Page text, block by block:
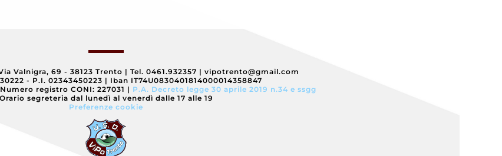
Valnigra, 69 - 38123 Trento | Tel. 0461.932357 | vipotrento@gmail.com
- P.I. 02343450223 | Iban IT74U0830401814000014358847
Numero registro CONI: 227031 | P.A. Decreto legge 30 aprile 2019 n.34 e ssgg
Orario segreteria dal lunedì al venerdì dalle 17 alle 19
Preferenze cookie